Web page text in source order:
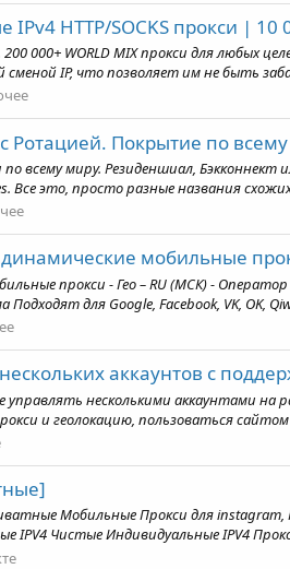
HTTP/SOCKS прокси | 10
000+ WORLD MIX прокси для любых
IP, что позволяет им не быть
Ротацией. Покрытие по
всему миру. Резиденшиал,
Все это, просто разные названия
мобильные
прокси - Гео – RU (МСК) -
для Google, Facebook, VK, OK,
аккаунтов с
управлять несколькими аккаунтами
и геолокацию, пользоваться
Мобильные Прокси для instagram,
IPV4 Чистые Индивидуальные IPV4